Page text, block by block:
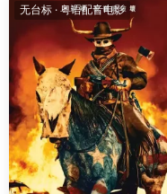
无台标 · 粤语配音电影